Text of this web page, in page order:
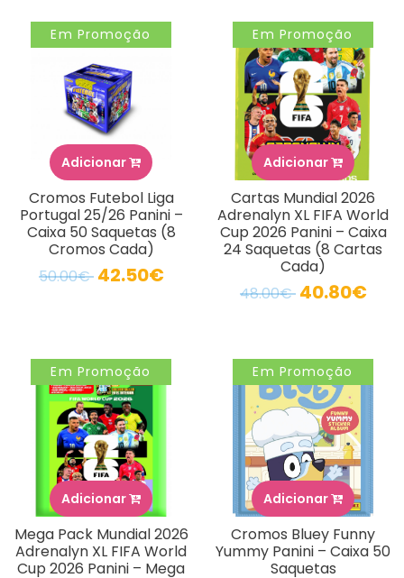
Em Promoção
Adicionar
Cromos Futebol Liga
Portugal 25/26 Panini –
Caixa 50 Saquetas (8
Cromos Cada)
50.00€ 42.50€
Em Promoção
Adicionar
Cartas Mundial 2026
Adrenalyn XL FIFA World
Cup 2026 Panini – Caixa
24 Saquetas (8 Cartas
Cada)
48.00€ 40.80€
Em Promoção
Adicionar
Mega Pack Mundial 2026
Adrenalyn XL FIFA World
Cup 2026 Panini – Mega
Em Promoção
Adicionar
Cromos Bluey Funny
Yummy Panini – Caixa 50
Saquetas